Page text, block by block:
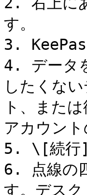
す。
3.
4. データ
したくな
ト、また
アカウン
5. \[続行]
6. 点線の
す。デス